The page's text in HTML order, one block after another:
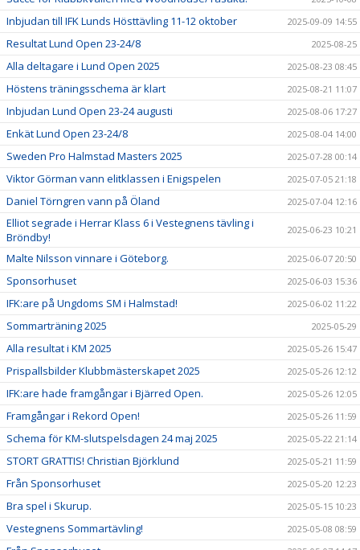
Inbjudan till IFK Lunds Hösttävling 11-12 oktober 2025-09-09 14:55
Resultat Lund Open 23-24/8 2025-08-25
Alla deltagare i Lund Open 2025 2025-08-23 08:45
Höstens träningsschema är klart 2025-08-21 11:07
Inbjudan Lund Open 23-24 augusti 2025-08-06 17:27
Enkät Lund Open 23-24/8 2025-08-04 14:00
Sweden Pro Halmstad Masters 2025 2025-07-28 00:14
Viktor Görman vann elitklassen i Enigspelen 2025-07-05 21:18
Daniel Törngren vann på Öland 2025-07-04 12:16
Elliot segrade i Herrar Klass 6 i Vestegnens tävling i
Bröndby!
2025-06-23 10:21
Malte Nilsson vinnare i Göteborg. 2025-06-07 20:50
Sponsorhuset 2025-06-03 15:36
IFK:are på Ungdoms SM i Halmstad! 2025-06-02 11:22
Sommarträning 2025 2025-05-29
Alla resultat i KM 2025 2025-05-26 15:47
Prispallsbilder Klubbmästerskapet 2025 2025-05-26 12:12
IFK:are hade framgångar i Bjärred Open. 2025-05-26 12:05
Framgångar i Rekord Open! 2025-05-26 11:59
Schema för KM-slutspelsdagen 24 maj 2025 2025-05-22 21:14
STORT GRATTIS! Christian Björklund 2025-05-21 11:59
Från Sponsorhuset 2025-05-20 12:23
Bra spel i Skurup. 2025-05-15 10:23
Vestegnens Sommartävling! 2025-05-08 08:59